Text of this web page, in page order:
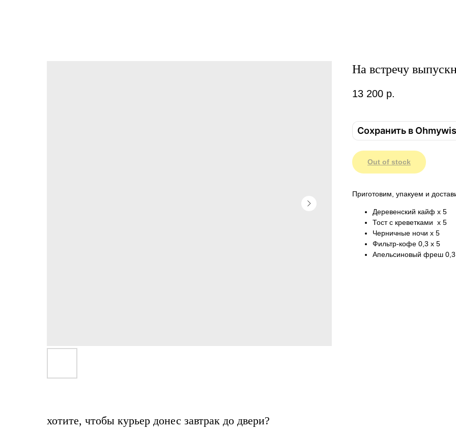
На встречу
13 200 р.
Сохранить в
Out of stock
Приготовим, упакуем и
Деревенский кайф х 5
Тост с креветками х 5
Черничные ночи х 5
Фильтр-кофе 0,3 х 5
Апельсиновый фреш
хотите, чтобы курьер донес завтрак до двери?